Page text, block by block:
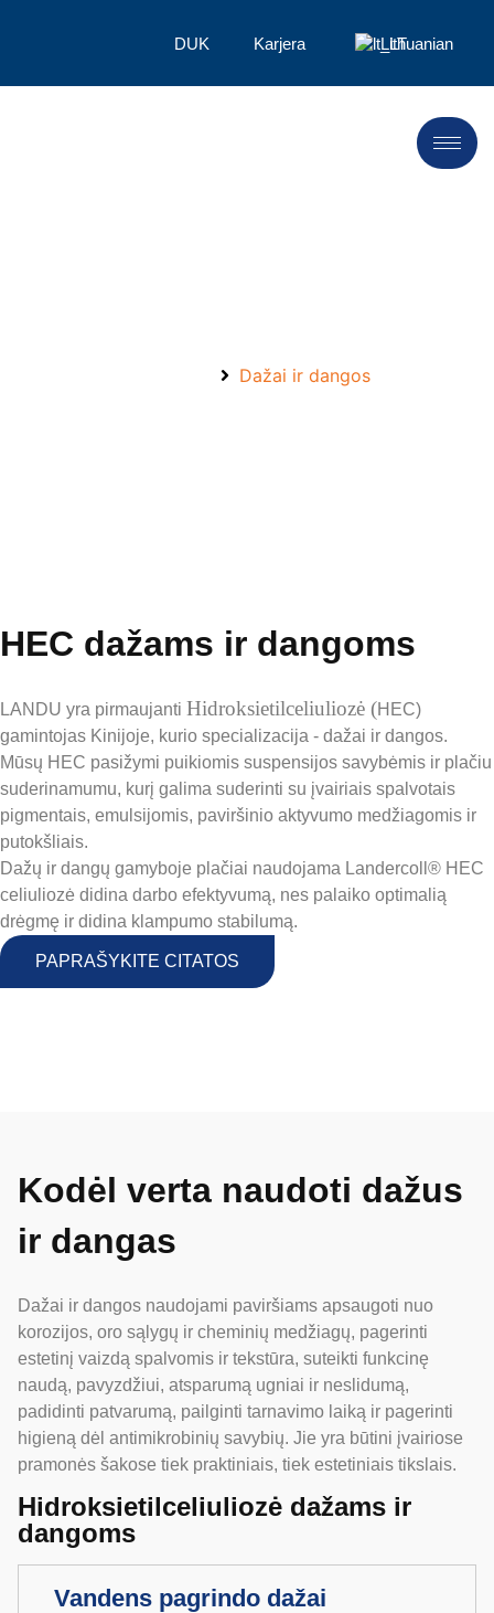
DUK Karjera Lithuanian
Dažai ir dangos
HEC dažams ir dangoms
LANDU yra pirmaujanti Hidroksietilceliuliozė (HEC)
gamintojas Kinijoje, kurio specializacija - dažai ir dangos.
Mūsų HEC pasižymi puikiomis suspensijos savybėmis ir plačiu
suderinamumu, kurį galima suderinti su įvairiais spalvotais
pigmentais, emulsijomis, paviršinio aktyvumo medžiagomis ir
putokšliais.
Dažų ir dangų gamyboje plačiai naudojama Landercoll® HEC
celiuliozė didina darbo efektyvumą, nes palaiko optimalią
drėgmę ir didina klampumo stabilumą.
PAPRAŠYKITE CITATOS
Kodėl verta naudoti dažus
ir dangas
Dažai ir dangos naudojami paviršiams apsaugoti nuo
korozijos, oro sąlygų ir cheminių medžiagų, pagerinti
estetinį vaizdą spalvomis ir tekstūra, suteikti funkcinę
naudą, pavyzdžiui, atsparumą ugniai ir neslidumą,
padidinti patvarumą, pailginti tarnavimo laiką ir pagerinti
higieną dėl antimikrobinių savybių. Jie yra būtini įvairiose
pramonės šakose tiek praktiniais, tiek estetiniais tikslais.
Hidroksietilceliuliozė dažams ir
dangoms
Vandens pagrindo dažai